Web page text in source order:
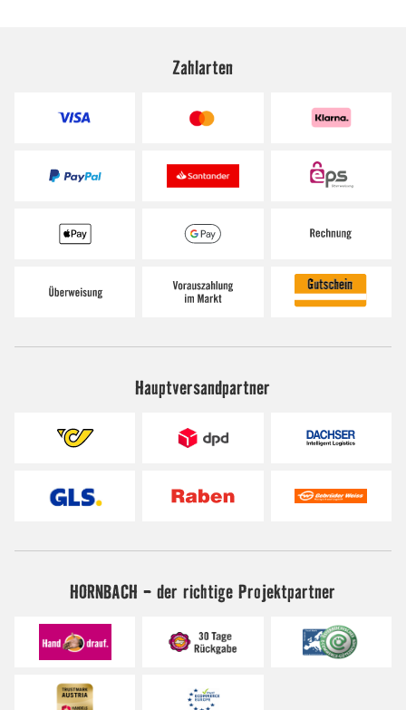
Zahlarten
Hauptversandpartner
HORNBACH - der richtige Projektpartner